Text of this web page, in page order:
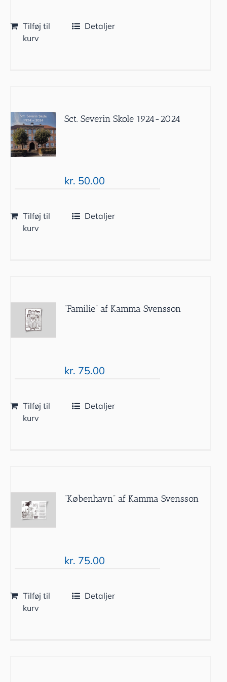
Tilføj til
kurv
Detaljer
Sct. Severin Skole 1924-2024
kr. 50.00
Tilføj til
kurv
Detaljer
”Familie” af Kamma Svensson
kr. 75.00
Tilføj til
kurv
Detaljer
”København” af Kamma Svensson
kr. 75.00
Tilføj til
kurv
Detaljer